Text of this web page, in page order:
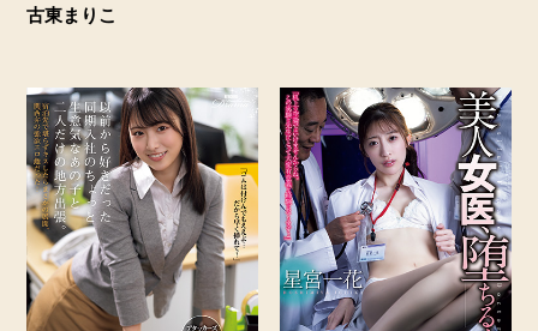
古東まりこ